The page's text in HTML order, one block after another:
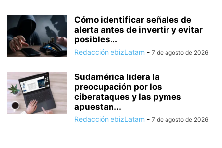
Cómo identificar señales de
alerta antes de invertir y evitar
posibles...
Redacción ebizLatam - 7 de agosto de 2026
Sudamérica lidera la
preocupación por los
ciberataques y las pymes
apuestan...
Redacción ebizLatam - 7 de agosto de 2026